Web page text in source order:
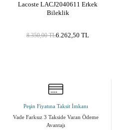
Lacoste LACJ2040611 Erkek
Bileklik
8.350,00TL6.262,50 TL
Peşin Fiyatına Taksit İmkanı
Vade Farksız 3 Takside Varan Ödeme
Avantajı